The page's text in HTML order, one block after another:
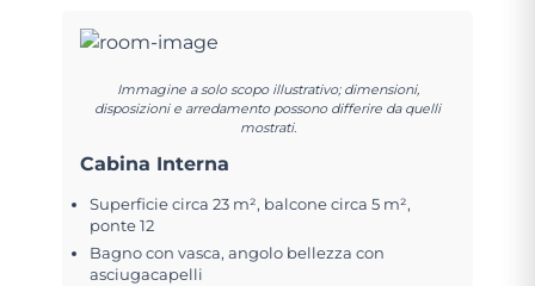
Immagine a solo scopo illustrativo; dimensioni,
disposizioni e arredamento possono differire da quelli
mostrati.
Cabina Interna
Superficie circa 23 m², balcone circa 5 m²,
ponte 12
Bagno con vasca, angolo bellezza con
asciugacapelli